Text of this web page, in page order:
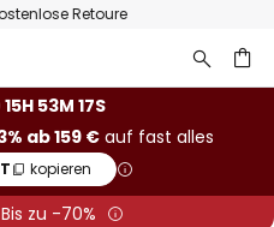
Retoure
53M 17S
ab 159 €auf fast alles
kopieren
Bis zu -70%